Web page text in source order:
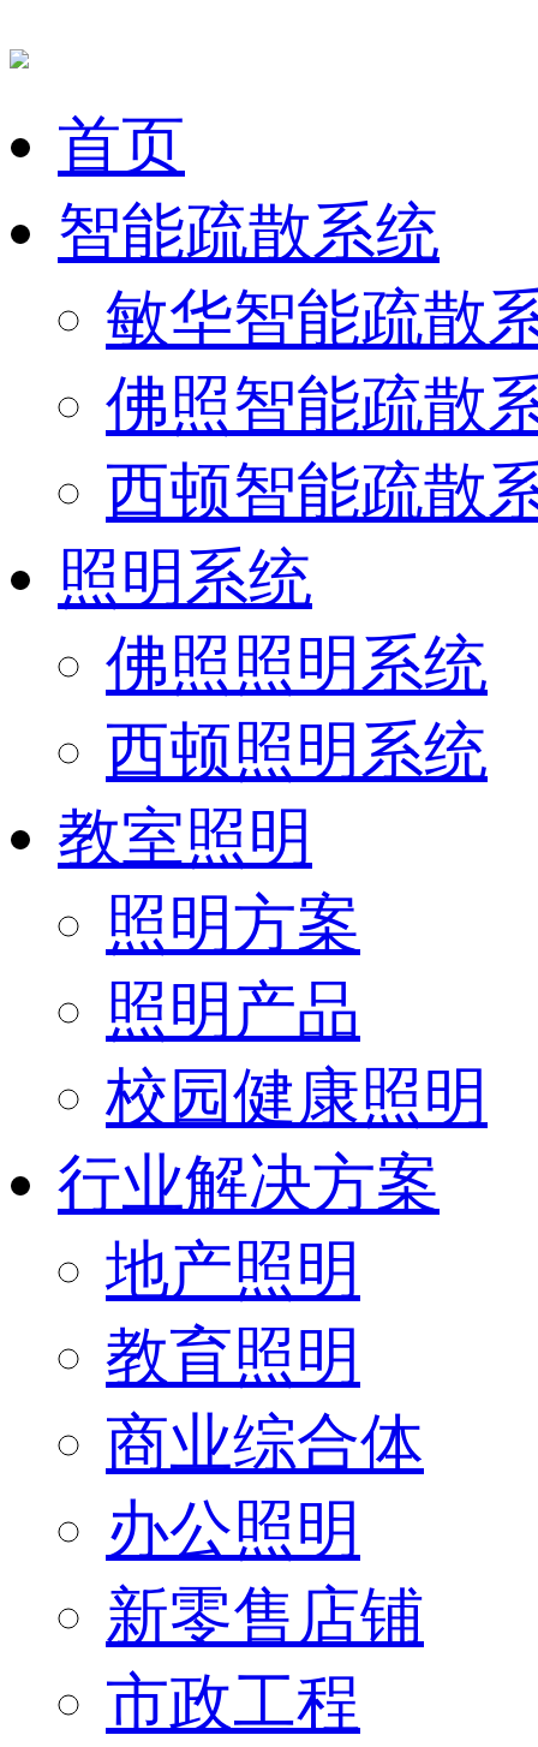
首页
智能疏散系统
敏华智能疏散
佛照智能疏散
西顿智能疏散
照明系统
佛照照明系统
西顿照明系统
教室照明
照明方案
照明产品
校园健康照明
行业解决方案
地产照明
教育照明
商业综合体
办公照明
新零售店铺
市政工程